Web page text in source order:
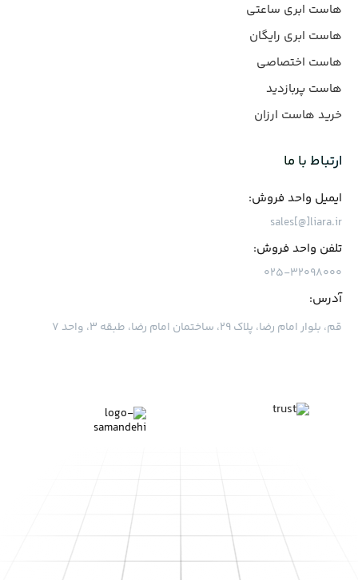
هاست ابری ساعتی
هاست ابری رایگان
هاست اختصاصی
هاست پربازدید
خرید هاست ارزان
ارتباط با ما
ایمیل واحد فروش:
sales[@]liara.ir
تلفن واحد فروش:
۰۲۵-۳۲۰۹۸۰۰۰
آدرس:
قم، بلوار امام رضا، پلاک ۲۹، ساختمان امام رضا، طبقه ۳، واحد ۷